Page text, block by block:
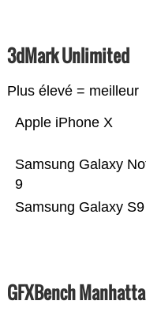
3dMark Unlimited
Plus élevé = meilleur
Samsung Galaxy S9
Samsung Galaxy
9
Apple iPhone X
GFXBench